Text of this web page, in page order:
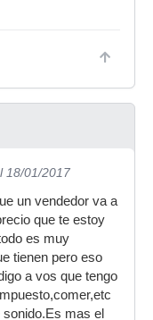
18/01/2017
un vendedor va a
que te estoy
es muy
tienen pero eso
a vos que tengo
mas el